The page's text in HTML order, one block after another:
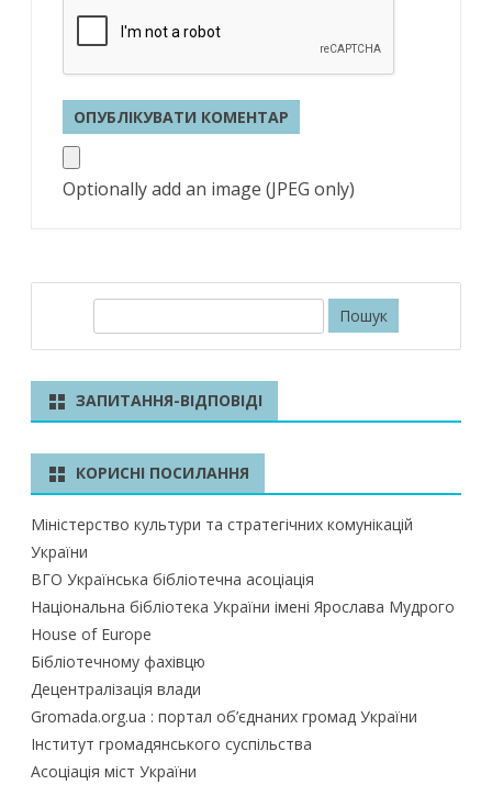
Optionally add an image (JPEG only)
к
ЗАПИТАННЯ-ВІДПОВІДІ
КОРИСНІ ПОСИЛАННЯ
Міністерство культури та стратегічних комунікацій
України
ВГО Українська бібліотечна асоціація
Національна бібліотека України імені Ярослава Мудрого
House of Europe
Бібліотечному фахівцю
Децентралізація влади
Gromada.org.ua : портал об’єднаних громад України
Інститут громадянського суспільства
Асоціація міст України